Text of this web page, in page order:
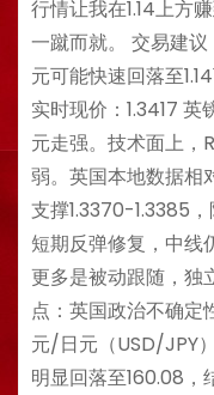
行情让我在1.14上方
一蹴而就。 交易建
元可能快速回落至
实时现价：1.3417
元走强。技术面上，
弱。英国本地数据相
支撑1.3370-1.3385
短期反弹修复，中线
更多是被动跟随，独
点：英国政治不确定
元/日元（USD/JPY
明显回落至160.08，